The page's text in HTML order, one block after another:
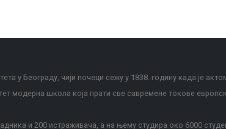
у Београду, чији почеци сежу у 1838. годину када је
модерна школа која прати све савремене токове
и 200 истраживача, а на њему студира око 6000